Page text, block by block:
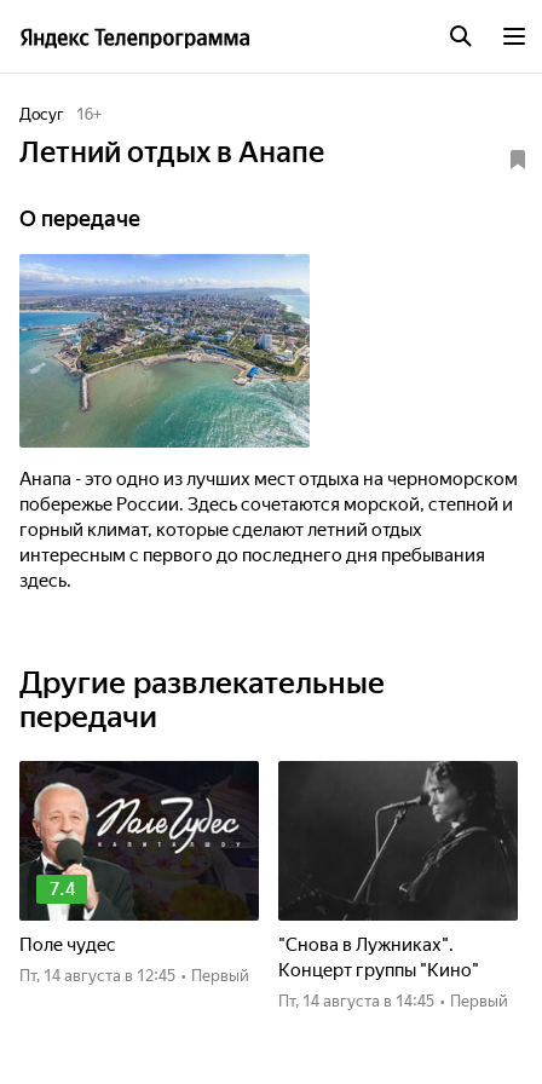
Досуг 16+
Летний отдых в Анапе
О передаче
Анапа - это одно из лучших мест отдыха на черноморском
побережье России. Здесь сочетаются морской, степной и
горный климат, которые сделают летний отдых
интересным с первого до последнего дня пребывания
здесь.
Другие развлекательные
передачи
7.4
Поле чудес
пт, 14 августа в 12:45 • Первый
"Снова в Лужниках".
Концерт группы "Кино"
пт, 14 августа в 14:45 • Первый